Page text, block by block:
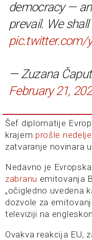
democracy —
prevail. We
pic.twitter.com/
— Zuzana
February 21,
Šef diplomatije
krajem prošle
zatvaranje novinara
Nedavno je
zabranu emitovanja
„očigledno uvedena
dozvole za
televiziji na
Ovakva reakcija EU,